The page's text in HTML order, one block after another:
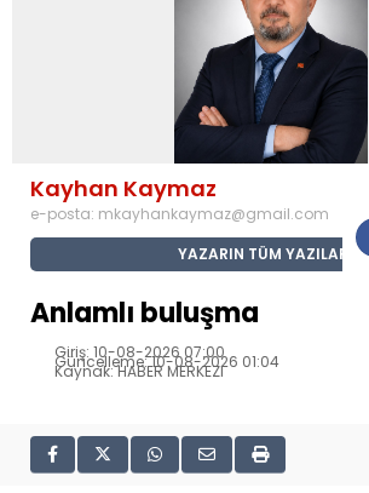
Kayhan Kaymaz
e-posta: mkayhankaymaz@gmail.com
YAZARIN TÜM YAZILARI
Anlamlı buluşma
Giriş: 10-08-2026 07:00
Güncelleme: 10-08-2026 01:04
Kaynak: HABER MERKEZI